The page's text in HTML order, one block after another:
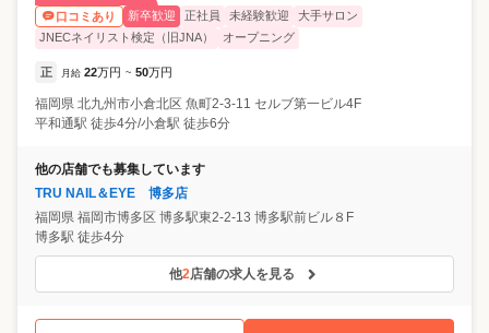
口コミあり 新卒歓迎 正社員 未経験歓迎
大手サロン
JNECネイリスト検定（旧JNA）
オープニング
正 月給 22万円 ~ 50万円
福岡県 北九州市小倉北区 魚町2-3-11 セルブ第一ビル4F
平和通駅 徒歩4分/小倉駅 徒歩6分
他の店舗でも募集しています
TRU NAIL＆EYE 博多店
福岡県 福岡市博多区 博多駅東2-2-13 博多駅前ビル８F
博多駅 徒歩4分
他2店舗の求人を見る